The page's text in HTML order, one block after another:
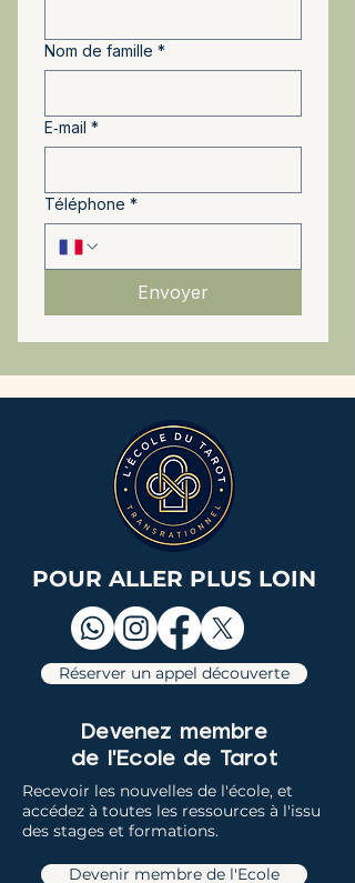
Nom de famille *
E‑mail *
Téléphone *
Envoyer
POUR ALLER PLUS LOIN
Réserver un appel découverte
Devenez membre
de l'Ecole de Tarot
Recevoir les nouvelles de l'école, et
accédez à toutes les ressources à l'issu
des stages et formations.
Devenir membre de l'Ecole